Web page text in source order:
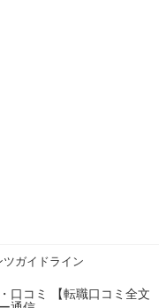
ツガイドライン
口コミ 【転職口コミ全文